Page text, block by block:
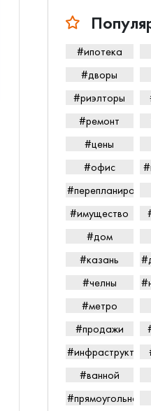
#ипотека
#дворы
#риэлторы
#ремонт
#цены
#офис
#перепланировка
#имущество
#дом
#казань
#челны
#метро
#продажи
#инфраструктура
#ванной
#прямоугольное